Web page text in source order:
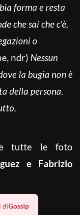
forma e resta
che sai che c’è,
o
ndr) Nessun
la bugia non è
della persona.
tutte le foto
e Fabrizio
diGossip